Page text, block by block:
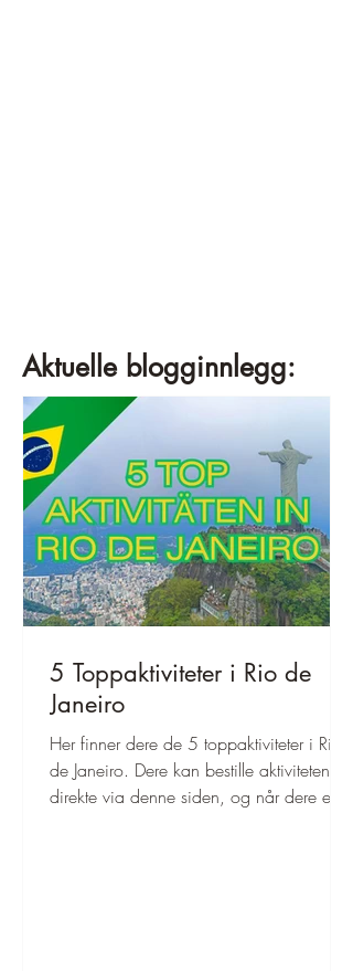
Aktuelle blogginnlegg:
5 Toppaktiviteter i Rio de
Janeiro
Her finner dere de 5 toppaktiviteter i Rio
de Janeiro. Dere kan bestille aktivitetene
direkte via denne siden, og når dere er